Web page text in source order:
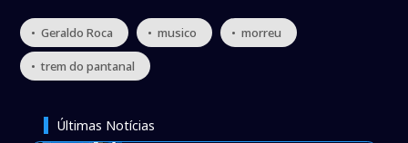
• Geraldo Roca • musico • morreu
• trem do pantanal
Últimas Notícias